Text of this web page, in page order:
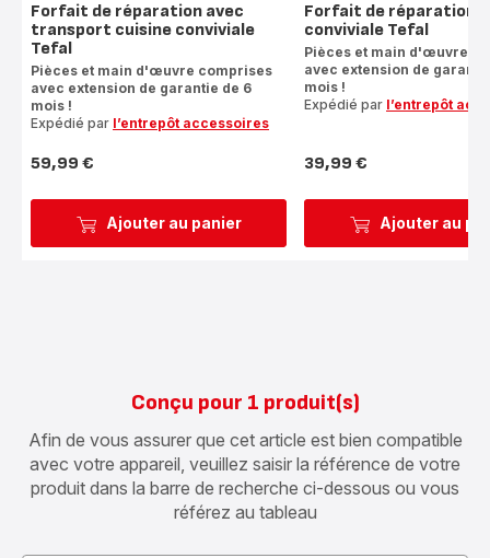
Ajouter au panier
Forfait de réparation avec
transport cuisine conviviale
Tefal
Pièces et main d'œuvre comprises
avec extension de garantie de 6
mois !
Expédié par l’entrepôt accessoires
Prix
59,99 €
Ajouter au
Forfait de réparation
conviviale Tefal
Pièces et main d'œuvre
avec extension de
mois !
Expédié par l’entrepôt
Prix
39,99 €
Conçu pour 1 produit(s)
Afin de vous assurer que cet article est bien compatible
avec votre appareil, veuillez saisir la référence de votre
produit dans la barre de recherche ci-dessous ou vous
référez au tableau